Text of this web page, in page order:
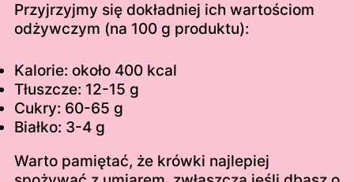
Przyjrzyjmy się dokładniej ich wartościom
odżywczym (na 100 g produktu):
Kalorie: około 400 kcal
Tłuszcze: 12-15 g
Cukry: 60-65 g
Białko: 3-4 g
Warto pamiętać, że krówki najlepiej